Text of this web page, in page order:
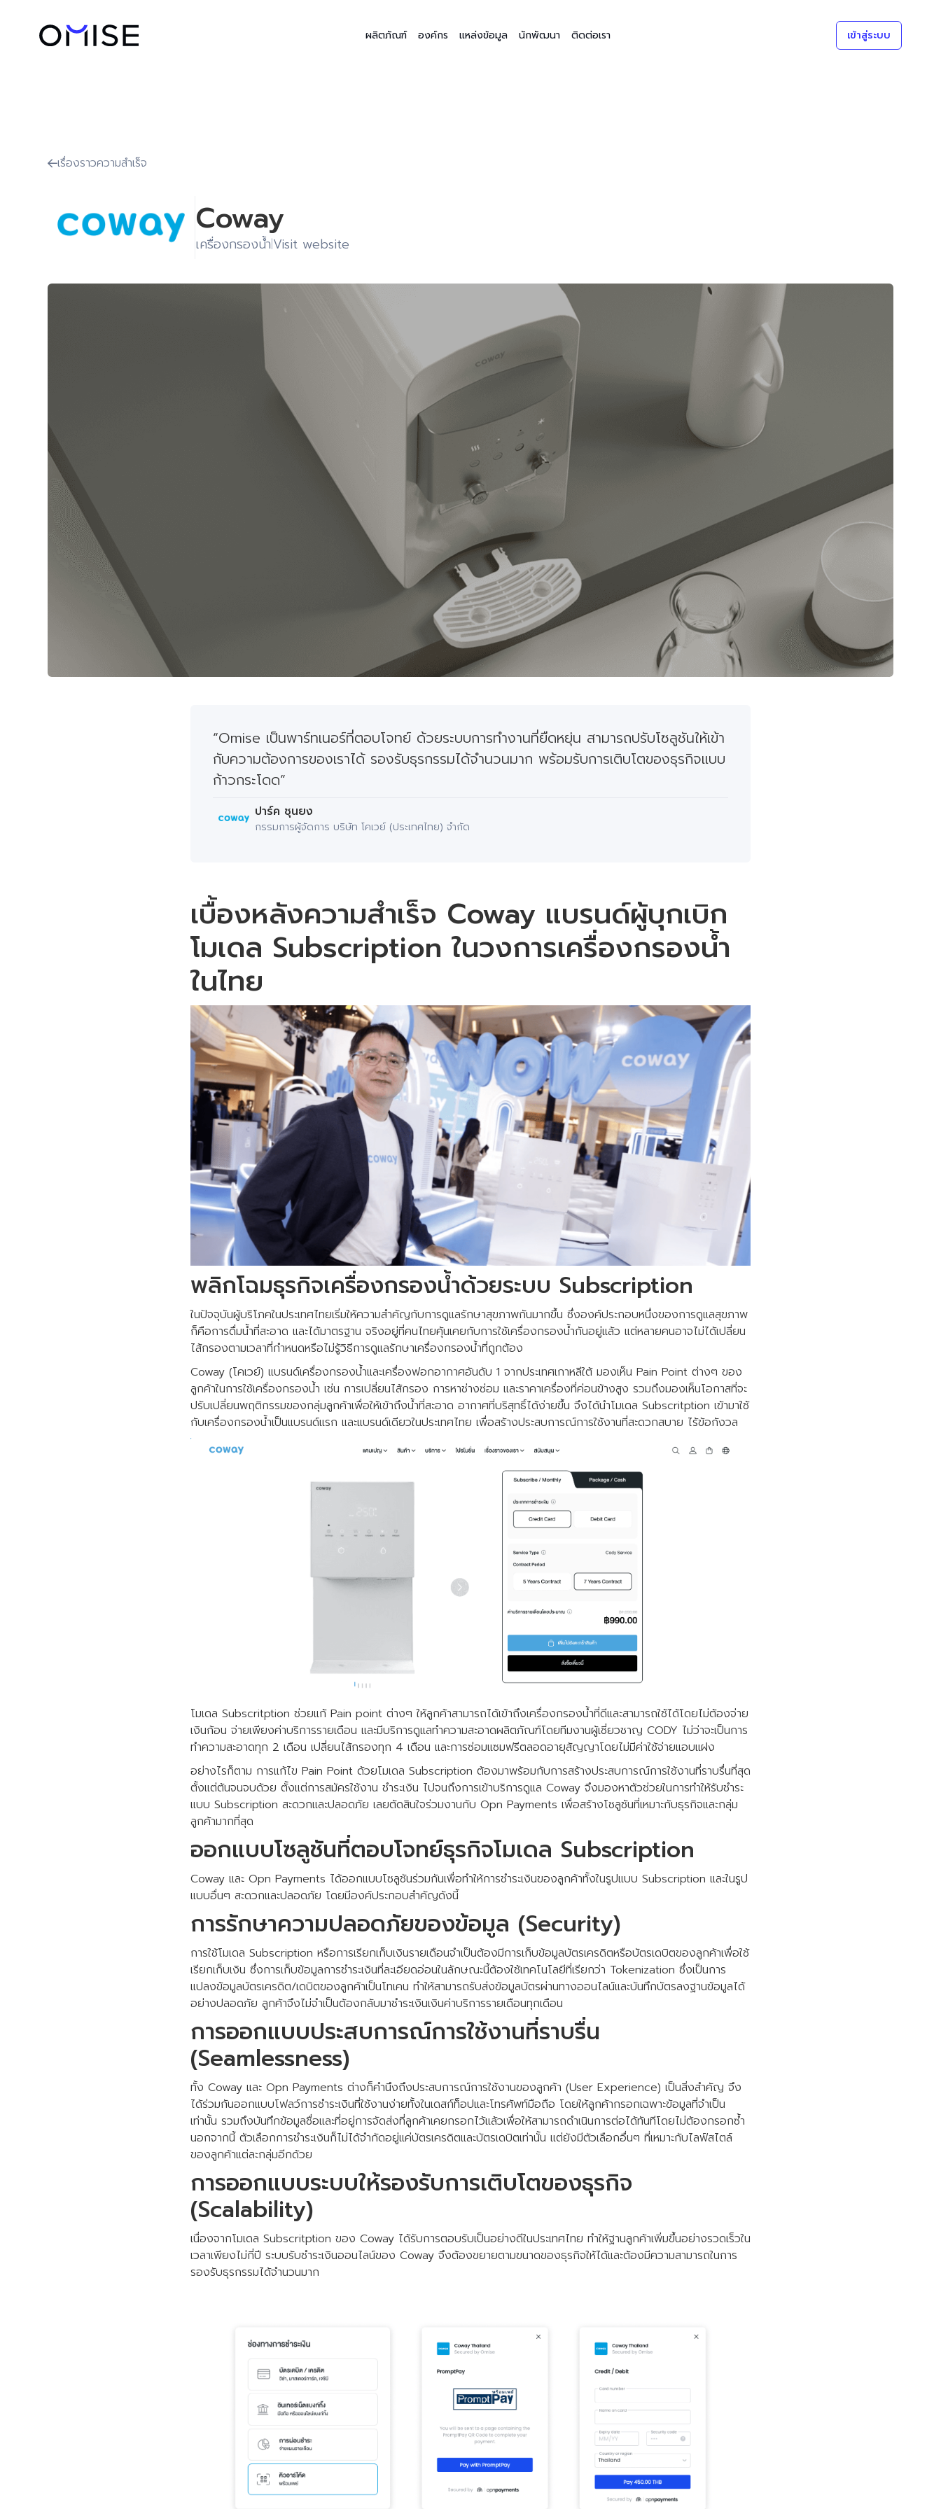
ผลิตภัณฑ์ องค์กร แหล่งข้อมูล นักพัฒนา ติดต่อเรา เข้าสู่ระบบ
เรื่องราวความสำเร็จ
Coway
เครื่องกรองน้ำ|Visit website
“Omise เป็นพาร์ทเนอร์ที่ตอบโจทย์ ด้วยระบบการทำงานที่ยืดหยุ่น สามารถปรับโซลูชันให้เข้า
กับความต้องการของเราได้ รองรับธุรกรรมได้จำนวนมาก พร้อมรับการเติบโตของธุรกิจแบบ
ก้าวกระโดด”
ปาร์ค ชุนยง
กรรมการผู้จัดการ บริษัท โคเวย์ (ประเทศไทย) จำกัด
เบื้องหลังความสำเร็จ Coway แบรนด์ผู้บุกเบิก
โมเดล Subscription ในวงการเครื่องกรองน้ำ
ในไทย
พลิกโฉมธุรกิจเครื่องกรองน้ำด้วยระบบ Subscription
ในปัจจุบันผู้บริโภคในประเทศไทยเริ่มให้ความสำคัญกับการดูแลรักษาสุขภาพกันมากขึ้น ซึ่งองค์ประกอบหนึ่งของการดูแลสุขภาพ
ก็คือการดื่มน้ำที่สะอาด และได้มาตรฐาน จริงอยู่ที่คนไทยคุ้นเคยกับการใช้เครื่องกรองน้ำกันอยู่แล้ว แต่หลายคนอาจไม่ได้เปลี่ยน
ไส้กรองตามเวลาที่กำหนดหรือไม่รู้วิธีการดูแลรักษาเครื่องกรองน้ำที่ถูกต้อง
Coway (โคเวย์) แบรนด์เครื่องกรองน้ำและเครื่องฟอกอากาศอันดับ 1 จากประเทศเกาหลีใต้ มองเห็น Pain Point ต่างๆ ของ
ลูกค้าในการใช้เครื่องกรองน้ำ เช่น การเปลี่ยนไส้กรอง การหาช่างซ่อม และราคาเครื่องที่ค่อนข้างสูง รวมถึงมองเห็นโอกาสที่จะ
ปรับเปลี่ยนพฤติกรรมของกลุ่มลูกค้าเพื่อให้เข้าถึงน้ำที่สะอาด อากาศที่บริสุทธิ์ได้ง่ายขึ้น จึงได้นำโมเดล Subscritption เข้ามาใช้
กับเครื่องกรองน้ำเป็นแบรนด์แรก และแบรนด์เดียวในประเทศไทย เพื่อสร้างประสบการณ์การใช้งานที่สะดวกสบาย ไร้ข้อกังวล
โมเดล Subscritption ช่วยแก้ Pain point ต่างๆ ให้ลูกค้าสามารถได้เข้าถึงเครื่องกรองน้ำที่ดีและสามารถใช้ได้โดยไม่ต้องจ่าย
เงินก้อน จ่ายเพียงค่าบริการรายเดือน และมีบริการดูแลทำความสะอาดผลิตภัณฑ์โดยทีมงานผู้เชี่ยวชาญ CODY ไม่ว่าจะเป็นการ
ทำความสะอาดทุก 2 เดือน เปลี่ยนไส้กรองทุก 4 เดือน และการซ่อมแซมฟรีตลอดอายุสัญญาโดยไม่มีค่าใช้จ่ายแอบแฝง
อย่างไรก็ตาม การแก้ไข Pain Point ด้วยโมเดล Subscription ต้องมาพร้อมกับการสร้างประสบการณ์การใช้งานที่ราบรื่นที่สุด
ตั้งแต่ต้นจนจบด้วย ตั้งแต่การสมัครใช้งาน ชำระเงิน ไปจนถึงการเข้าบริการดูแล Coway จึงมองหาตัวช่วยในการทำให้รับชำระ
แบบ Subscription สะดวกและปลอดภัย เลยตัดสินใจร่วมงานกับ Opn Payments เพื่อสร้างโซลูชันที่เหมาะกับธุรกิจและกลุ่ม
ลูกค้ามากที่สุด
ออกแบบโซลูชันที่ตอบโจทย์ธุรกิจโมเดล Subscription
Coway และ Opn Payments ได้ออกแบบโซลูชันร่วมกันเพื่อทำให้การชำระเงินของลูกค้าทั้งในรูปแบบ Subscription และในรูป
แบบอื่นๆ สะดวกและปลอดภัย โดยมีองค์ประกอบสำคัญดังนี้
การรักษาความปลอดภัยของข้อมูล (Security)
การใช้โมเดล Subscription หรือการเรียกเก็บเงินรายเดือนจำเป็นต้องมีการเก็บข้อมูลบัตรเครดิตหรือบัตรเดบิตของลูกค้าเพื่อใช้
เรียกเก็บเงิน ซึ่งการเก็บข้อมูลการชำระเงินที่ละเอียดอ่อนในลักษณะนี้ต้องใช้เทคโนโลยีที่เรียกว่า Tokenization ซึ่งเป็นการ
แปลงข้อมูลบัตรเครดิต/เดบิตของลูกค้าเป็นโทเคน ทำให้สามารถรับส่งข้อมูลบัตรผ่านทางออนไลน์และบันทึกบัตรลงฐานข้อมูลได้
อย่างปลอดภัย ลูกค้าจึงไม่จำเป็นต้องกลับมาชำระเงินเงินค่าบริการรายเดือนทุกเดือน
การออกแบบประสบการณ์การใช้งานที่ราบรื่น
(Seamlessness)
ทั้ง Coway และ Opn Payments ต่างก็คำนึงถึงประสบการณ์การใช้งานของลูกค้า (User Experience) เป็นสิ่งสำคัญ จึง
ได้ร่วมกันออกแบบโฟลว์การชำระเงินที่ใช้งานง่ายทั้งในเดสก์ท็อปและโทรศัพท์มือถือ โดยให้ลูกค้ากรอกเฉพาะข้อมูลที่จำเป็น
เท่านั้น รวมถึงบันทึกข้อมูลชื่อและที่อยู่การจัดส่งที่ลูกค้าเคยกรอกไว้แล้วเพื่อให้สามารถดำเนินการต่อได้ทันทีโดยไม่ต้องกรอกซ้ำ
นอกจากนี้ ตัวเลือกการชำระเงินก็ไม่ได้จำกัดอยู่แค่บัตรเครดิตและบัตรเดบิตเท่านั้น แต่ยังมีตัวเลือกอื่นๆ ที่เหมาะกับไลฟ์สไตล์
ของลูกค้าแต่ละกลุ่มอีกด้วย
การออกแบบระบบให้รองรับการเติบโตของธุรกิจ
(Scalability)
เนื่องจากโมเดล Subscritption ของ Coway ได้รับการตอบรับเป็นอย่างดีในประเทศไทย ทำให้ฐานลูกค้าเพิ่มขึ้นอย่างรวดเร็วใน
เวลาเพียงไม่กี่ปี ระบบรับชำระเงินออนไลน์ของ Coway จึงต้องขยายตามขนาดของธุรกิจให้ได้และต้องมีความสามารถในการ
รองรับธุรกรรมได้จำนวนมาก